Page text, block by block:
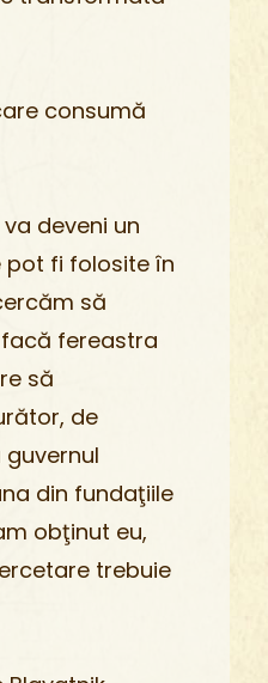
consumă
deveni un
pot fi folosite în
să
fereastra
să
de
din fundaţiile
obţinut eu,
trebuie